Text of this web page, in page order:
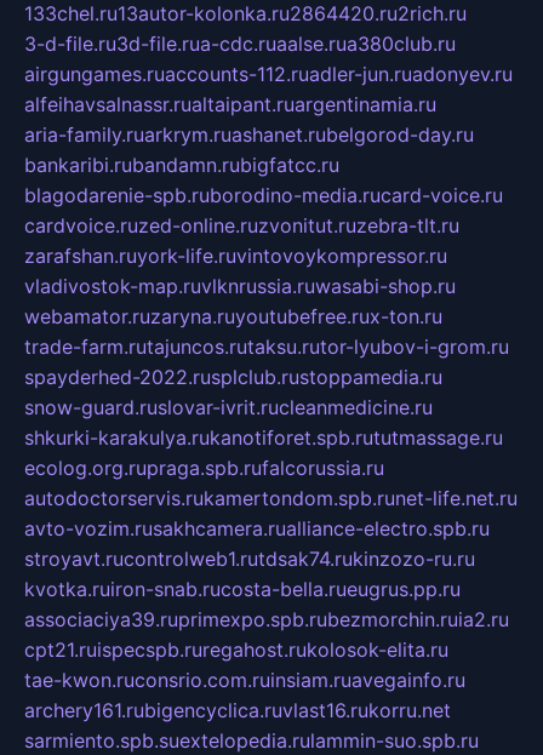
133chel.ru13autor-kolonka.ru2864420.ru2rich.ru
3-d-file.ru3d-file.rua-cdc.ruaalse.rua380club.ru
airgungames.ruaccounts-112.ruadler-jun.ruadonyev.ru
alfeihavsalnassr.rualtaipant.ruargentinamia.ru
aria-family.ruarkrym.ruashanet.rubelgorod-day.ru
bankaribi.rubandamn.rubigfatcc.ru
blagodarenie-spb.ruborodino-media.rucard-voice.ru
cardvoice.ruzed-online.ruzvonitut.ruzebra-tlt.ru
zarafshan.ruyork-life.ruvintovoykompressor.ru
vladivostok-map.ruvlknrussia.ruwasabi-shop.ru
webamator.ruzaryna.ruyoutubefree.rux-ton.ru
trade-farm.rutajuncos.rutaksu.rutor-lyubov-i-grom.ru
spayderhed-2022.rusplclub.rustoppamedia.ru
snow-guard.ruslovar-ivrit.rucleanmedicine.ru
shkurki-karakulya.rukanotiforet.spb.rututmassage.ru
ecolog.org.rupraga.spb.rufalcorussia.ru
autodoctorservis.rukamertondom.spb.runet-life.net.ru
avto-vozim.rusakhcamera.rualliance-electro.spb.ru
stroyavt.rucontrolweb1.rutdsak74.rukinzozo-ru.ru
kvotka.ruiron-snab.rucosta-bella.rueugrus.pp.ru
associaciya39.ruprimexpo.spb.rubezmorchin.ruia2.ru
cpt21.ruispecspb.ruregahost.rukolosok-elita.ru
tae-kwon.ruconsrio.com.ruinsiam.ruavegainfo.ru
archery161.rubigencyclica.ruvlast16.rukorru.net
sarmiento.spb.suextelopedia.rulammin-suo.spb.ru